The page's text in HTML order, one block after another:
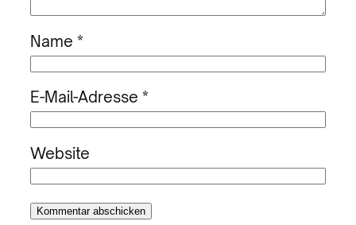
Name *
E-Mail-Adresse *
Website